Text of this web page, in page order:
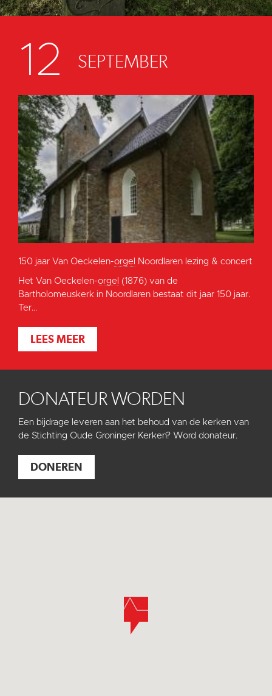
12 SEPTEMBER
150 jaar Van Oeckelen-orgel Noordlaren lezing & concert
Het Van Oeckelen-orgel (1876) van de
Bartholomeuskerk in Noordlaren bestaat dit jaar 150 jaar.
Ter...
LEES MEER
DONATEUR WORDEN
Een bijdrage leveren aan het behoud van de kerken van
de Stichting Oude Groninger Kerken? Word donateur.
DONEREN